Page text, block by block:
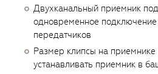
Двухканальный приемник
одновременное
передатчиков
Размер клипсы на приемнике
устанавливать приемник в